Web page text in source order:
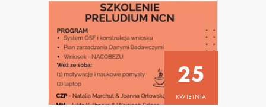
25
KWIETNIA